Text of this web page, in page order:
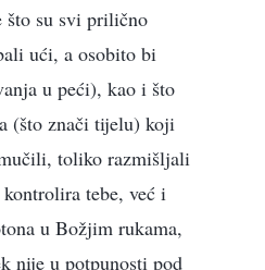
što su svi prilično
ući, a osobito bi
u peći), kao i što
(što znači tijelu) koji
toliko razmišljali
tebe, već i
u Božjim rukama,
nije u potpunosti pod